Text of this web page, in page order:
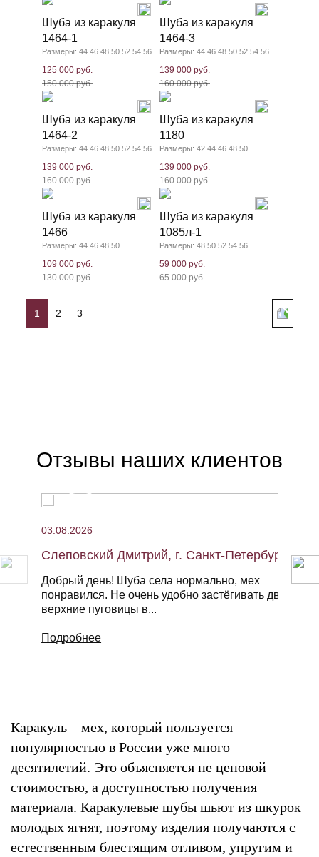
Шуба из каракуля
1464-1
Размеры: 44 46 48 50 52 54 56
125 000 руб.
150 000 руб.
Шуба из каракуля
1464-3
Размеры: 44 46 48 50 52 54 56
139 000 руб.
160 000 руб.
Шуба из каракуля
1464-2
Размеры: 44 46 48 50 52 54 56
139 000 руб.
160 000 руб.
Шуба из каракуля
1180
Размеры: 42 44 46 48 50
139 000 руб.
160 000 руб.
Шуба из каракуля
1466
Размеры: 44 46 48 50
109 000 руб.
130 000 руб.
Шуба из каракуля
1085л-1
Размеры: 48 50 52 54 56
59 000 руб.
65 000 руб.
1 2 3
Отзывы наших клиентов
03.08.2026
Слеповский Дмитрий, г. Санкт-Петербург,
Добрый день! Шуба села нормально, мех
понравился. Не очень удобно застёгивать две
верхние пуговицы в...
Подробнее
Каракуль – мех, который пользуется
популярностью в России уже много
десятилетий. Это объясняется не ценовой
стоимостью, а доступностью получения
материала. Каракулевые шубы шьют из шкурок
молодых ягнят, поэтому изделия получаются с
естественным блестящим отливом, упругим и